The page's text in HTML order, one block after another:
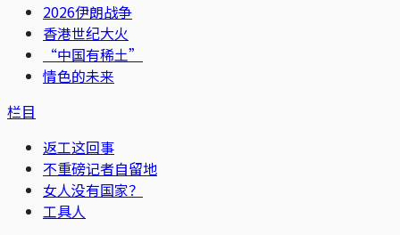
2026伊朗战争
香港世纪大火
“中国有稀土”
情色的未来
栏目
返工这回事
不重磅记者自留地
女人没有国家？
工具人